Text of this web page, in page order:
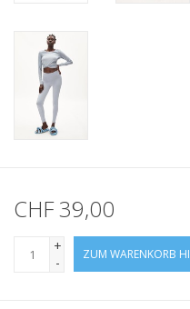
CHF 39,00
+
-
ZUM WARENKORB